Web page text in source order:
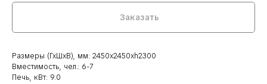
Заказать
Размеры (ГхШхВ), мм: 2450х2450хh2300
Вместимость, чел.: 6-7
Печь, кВт: 9.0